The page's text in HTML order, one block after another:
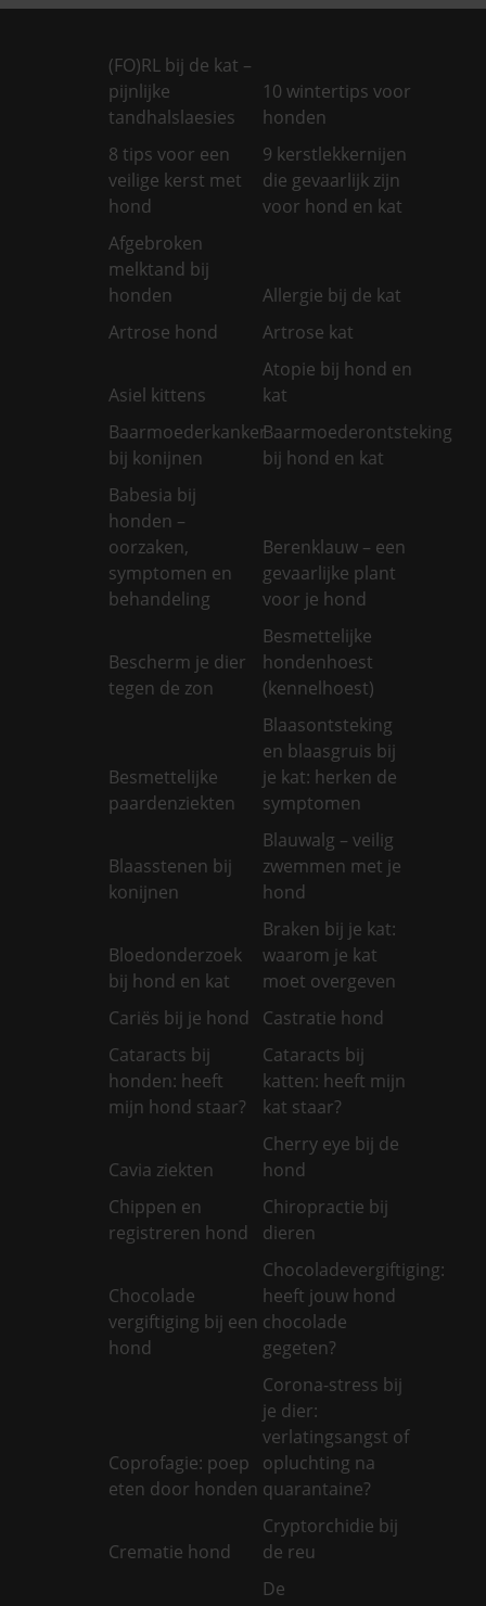
(FO)RL bij de kat –
pijnlijke
tandhalslaesies
10 wintertips voor
honden
8 tips voor een
veilige kerst met
hond
9 kerstlekkernijen
die gevaarlijk zijn
voor hond en kat
Afgebroken
melktand bij
honden
Allergie bij de kat
Artrose hond
Artrose kat
Asiel kittens
Atopie bij hond en
kat
Baarmoederkanker
bij konijnen
Baarmoederontsteking
bij hond en kat
Babesia bij
honden –
oorzaken,
symptomen en
behandeling
Berenklauw – een
gevaarlijke plant
voor je hond
Bescherm je dier
tegen de zon
Besmettelijke
hondenhoest
(kennelhoest)
Besmettelijke
paardenziekten
Blaasontsteking
en blaasgruis bij
je kat: herken de
symptomen
Blaasstenen bij
konijnen
Blauwalg – veilig
zwemmen met je
hond
Bloedonderzoek
bij hond en kat
Braken bij je kat:
waarom je kat
moet overgeven
Cariës bij je hond
Castratie hond
Cataracts bij
honden: heeft
mijn hond staar?
Cataracts bij
katten: heeft mijn
kat staar?
Cavia ziekten
Cherry eye bij de
hond
Chippen en
registreren hond
Chiropractie bij
dieren
Chocolade
vergiftiging bij een
hond
Chocoladevergiftiging:
heeft jouw hond
chocolade
gegeten?
Coprofagie: poep
eten door honden
Corona-stress bij
je dier:
verlatingsangst of
opluchting na
quarantaine?
Crematie hond
Cryptorchidie bij
de reu
De